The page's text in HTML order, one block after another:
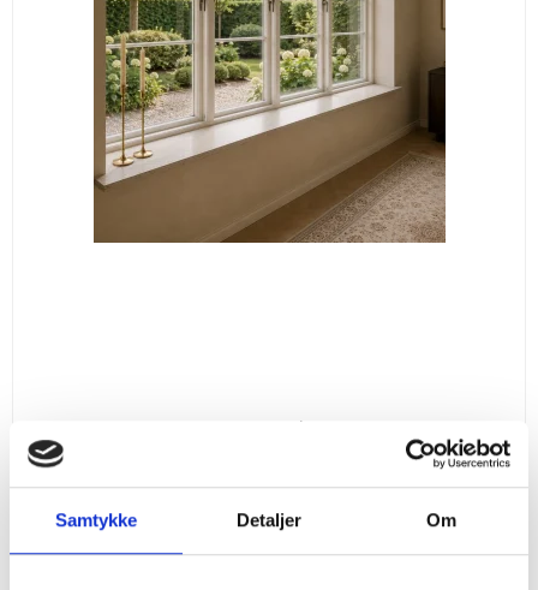
Samtykke Detaljer Om
Mange størrelser